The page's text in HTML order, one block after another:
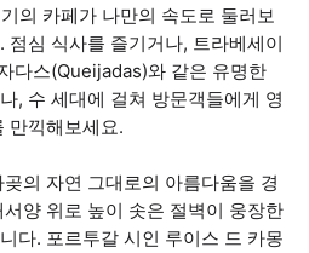
의 카페가 나만의 속도로 둘러보
점심 식사를 즐기거나, 트라베세이
다스(Queijadas)와 같은 유명한
, 수 세대에 걸쳐 방문객들에게 영
만끽해보세요.
의 자연 그대로의 아름다움을 경
양 위로 높이 솟은 절벽이 웅장한
다. 포르투갈 시인 루이스 드 카몽